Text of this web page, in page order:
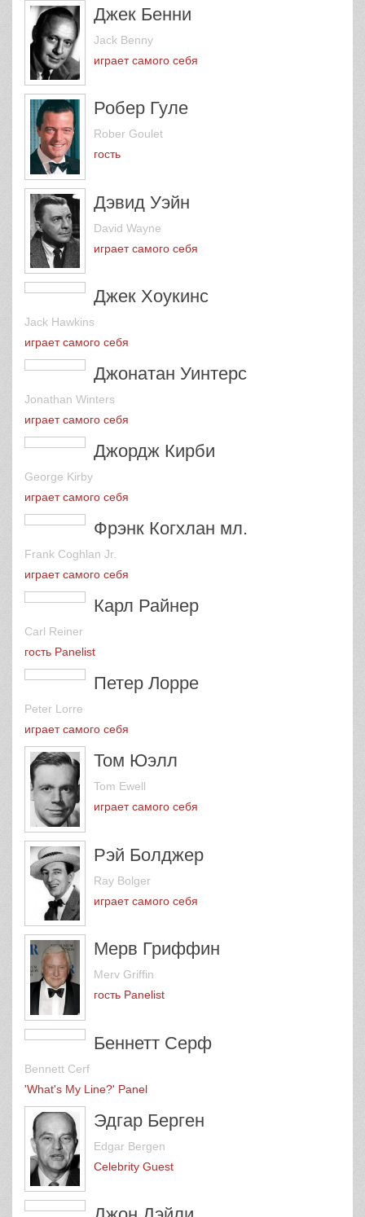
Джек Бенни
Jack Benny
Робер Гуле
Rober Goulet
Дэвид Уэйн
David Wayne
Jack Hawkins
играет самого себя
Джонатан Уинтерс
Jonathan Winters
играет самого себя
George Kirby
играет самого себя
Фрэнк Когхлан мл.
Frank Coghlan Jr.
играет самого себя
Carl Reiner
гость Panelist
Peter Lorre
играет самого себя
Том Юэлл
Tom Ewell
Рэй Болджер
Ray Bolger
Мерв Гриффин
Merv Griffin
Bennett Cerf
'What's My Line?' Panel
Эдгар Берген
Edgar Bergen